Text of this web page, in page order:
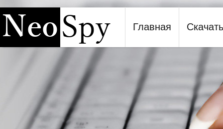
Программа шпион NeoSpy
Главная Скачать